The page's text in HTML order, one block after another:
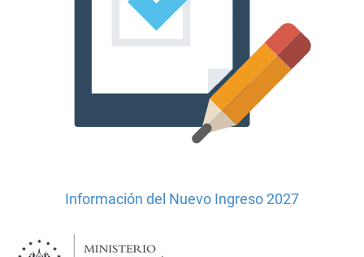
Información del Nuevo Ingreso 2027